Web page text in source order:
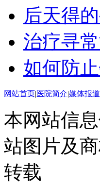
后天得
治疗寻
如何防
网站首页|医院简介|媒体报道
本网站信
站图片及
转载